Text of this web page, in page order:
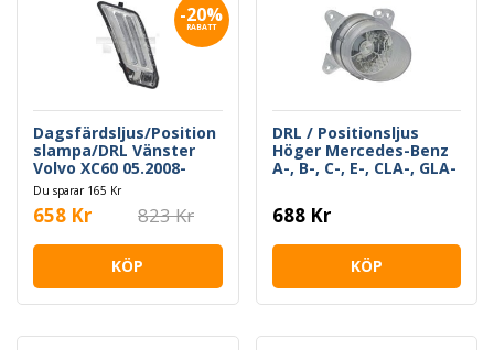
-20%
RABATT
Dagsfärdsljus/Position
slampa/DRL Vänster
Volvo XC60 05.2008-
04.2013
Du sparar 165 Kr
658 Kr 823 Kr
KÖP
DRL / Positionsljus
Höger Mercedes-Benz
A-, B-, C-, E-, CLA-, GLA-
688 Kr
KÖP